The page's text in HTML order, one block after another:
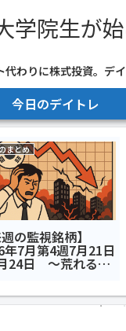
学院生が
代わりに株式投資。デ
今日のデイトレ
まとめ
週の監視銘柄】
年7月第4週7月21日
24日 ～荒れる韓